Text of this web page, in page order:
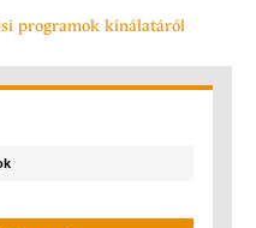
programok kínálatáról